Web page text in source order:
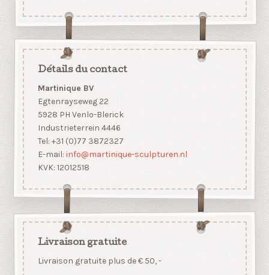
Détails du contact
Martinique BV
Egtenrayseweg 22
5928 PH Venlo-Blerick
Industrieterrein 4446
Tel: +31 (0)77 3872327
E-mail: info@martinique-sculpturen.nl
KVK: 12012518
Livraison gratuite
Livraison gratuite plus de € 50, -